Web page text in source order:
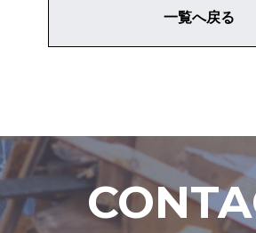
一覧へ戻る